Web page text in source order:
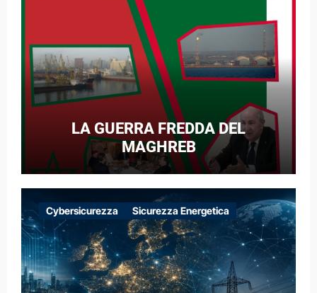
LA GUERRA FREDDA DEL
MAGHREB
Cybersicurezza Sicurezza Energetica